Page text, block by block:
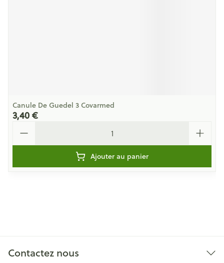
Canule De Guedel 3 Covarmed
3,40 €
Ajouter au panier
Contactez nous